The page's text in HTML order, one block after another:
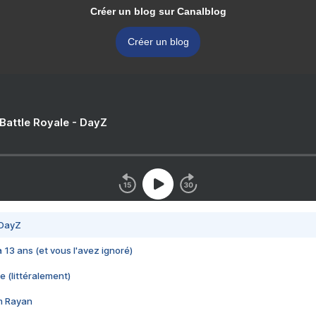
Créer un blog sur Canalblog
Créer un blog
Royale - DayZ
13 ans (et vous l'avez ignoré)
(littéralement)
Rayan